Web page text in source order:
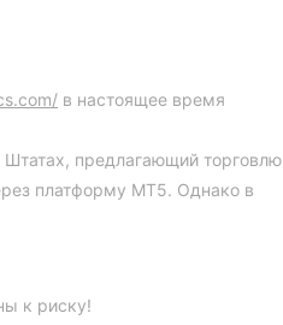
в настоящее время
предлагающий торговлю
платформу MT5. Однако в
к риску!